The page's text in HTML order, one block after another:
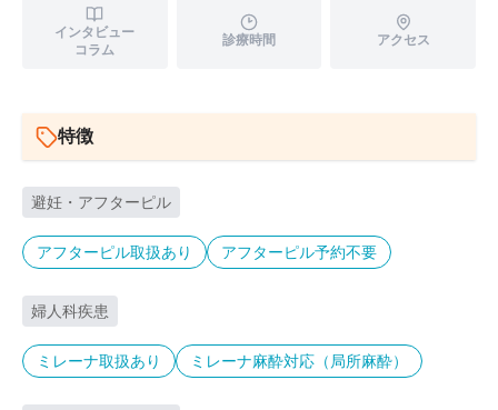
インタビュー
コラム
診療時間 アクセス
特徴
避妊・アフターピル
アフターピル取扱あり アフターピル予約不要
婦人科疾患
ミレーナ取扱あり ミレーナ麻酔対応（局所麻酔）